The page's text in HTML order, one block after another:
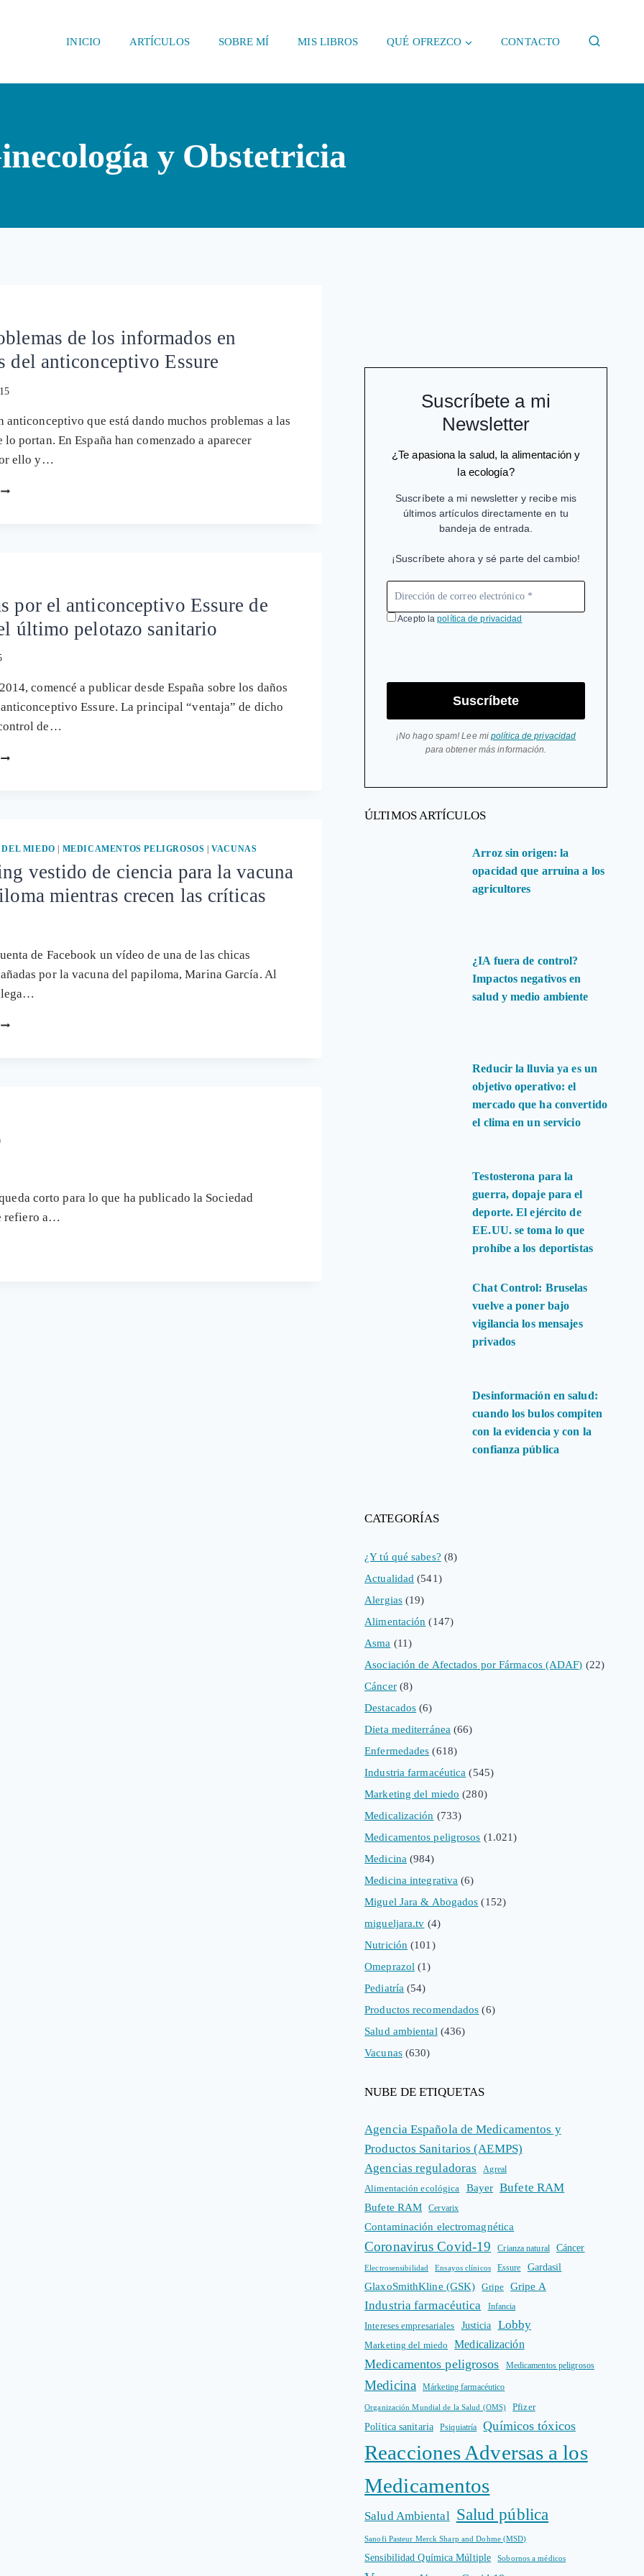
INICIO ARTÍCULOS SOBRE MÍ MIS LIBROS QUÉ OFREZCO CONTACTO
y Obstetricia
de los informados en
del anticonceptivo Essure
anticonceptivo que está dando muchos problemas a las
lo portan. En España han comenzado a aparecer
ello y…
MÁS
por el anticonceptivo Essure de
último pelotazo sanitario
comencé a publicar desde España sobre los daños
Essure. La principal “ventaja” de dicho
de…
SECUELAS
MIEDO MEDICAMENTOS PELIGROSOS |VACUNAS
vestido de ciencia para la vacuna
mientras crecen las críticas
de Facebook un vídeo de una de las chicas
por la vacuna del papiloma, Marina García. Al
MARKETING
corto para lo que ha publicado la Sociedad
refiero a…
Suscríbete a mi
Newsletter
¿Te apasiona la salud, la alimentación y
la ecología?
Suscríbete a mi newsletter y recibe mis
últimos artículos directamente en tu
bandeja de entrada.
¡Suscríbete ahora y sé parte del cambio!
Acepto lapolítica de privacidad
Suscríbete
¡No hago spam! Lee mipolítica de privacidad
para obtener más información.
ÚLTIMOS ARTÍCULOS
Arroz sin origen: la
opacidad que arruina a los
agricultores
¿IA fuera de control?
Impactos negativos en
salud y medio ambiente
Reducir la lluvia ya es un
objetivo operativo: el
mercado que ha convertido
el clima en un servicio
Testosterona para la
guerra, dopaje para el
deporte. El ejército de
EE.UU. se toma lo que
prohíbe a los deportistas
Chat Control: Bruselas
vuelve a poner bajo
vigilancia los mensajes
privados
Desinformación en salud:
cuando los bulos compiten
con la evidencia y con la
confianza pública
CATEGORÍAS
¿Y tú qué sabes? (8)
Actualidad (541)
Alergias(19)
Alimentación (147)
Asma (11)
Asociación de Afectados por Fármacos (ADAF) (22)
Cáncer(8)
Destacados (6)
Dieta mediterránea (66)
Enfermedades (618)
Industria farmacéutica (545)
Marketing del miedo (280)
Medicalización (733)
Medicamentos peligrosos (1.021)
Medicina (984)
Medicina integrativa (6)
Miguel Jara & Abogados (152)
migueljara.tv (4)
Nutrición (101)
Omeprazol (1)
Pediatría (54)
Productos recomendados (6)
Salud ambiental (436)
Vacunas(630)
NUBE DE ETIQUETAS
Agencia Española de Medicamentos y
Productos Sanitarios (AEMPS)
Agencias reguladoras
Agreal
Alimentación ecológica Bayer Bufete RAM
Bufete RAM Cervarix
Contaminación electromagnética
Coronavirus Covid-19 Crianza natural Cáncer
Electrosensibilidad Ensayos clínicos Essure Gardasil
GlaxoSmithKline (GSK) Gripe Gripe A
Industria farmacéutica Infancia
Intereses empresariales Justicia Lobby
Marketing del miedo Medicalización
Medicamentos peligrosos Medicamentos peligrosos
Medicina Márketing farmacéutico
Organización Mundial de la Salud (OMS) Pfizer
Política sanitaria Psiquiatría Químicos tóxicos
Reacciones Adversas a los
Medicamentos
Salud Ambiental Salud pública
Sanofi Pasteur Merck Sharp and Dohme (MSD)
Sensibilidad Química Múltiple Sobornos a médicos